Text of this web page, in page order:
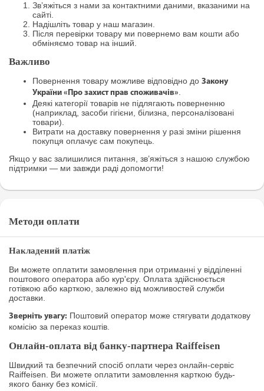
Зв’яжіться з нами за контактними даними, вказаними на
сайті.
Надішліть товар у наш магазин.
Після перевірки товару ми повернемо вам кошти або
обміняємо товар на інший.
Важливо
Повернення товару можливе відповідно до Закону
України «Про захист прав споживачів».
Деякі категорії товарів не підлягають поверненню
(наприклад, засоби гігієни, білизна, персоналізовані
товари).
Витрати на доставку повернення у разі зміни рішення
покупця оплачує сам покупець.
Якщо у вас залишилися питання, зв’яжіться з нашою службою
підтримки — ми завжди раді допомогти!
Методи оплати
Накладений платіж
Ви можете оплатити замовлення при отриманні у відділенні
поштового оператора або кур'єру. Оплата здійснюється
готівкою або карткою, залежно від можливостей служби
доставки.
Зверніть увагу: Поштовий оператор може стягувати додаткову
комісію за переказ коштів.
Онлайн-оплата від банку-партнера Raiffeisen
Швидкий та безпечний спосіб оплати через онлайн-сервіс
Raiffeisen. Ви можете оплатити замовлення карткою будь-
якого банку без комісії.